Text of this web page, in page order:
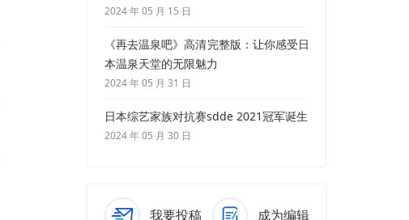
2024 年 05 月 15 日
《再去温泉吧》高清完整版：让你感受日
本温泉天堂的无限魅力
2024 年 05 月 31 日
日本综艺家族对抗赛sdde 2021冠军诞生
2024 年 05 月 30 日
我要投稿 成为编辑